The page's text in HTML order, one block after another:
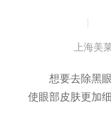
上海美
想要去除黑眼
使眼部皮肤更加